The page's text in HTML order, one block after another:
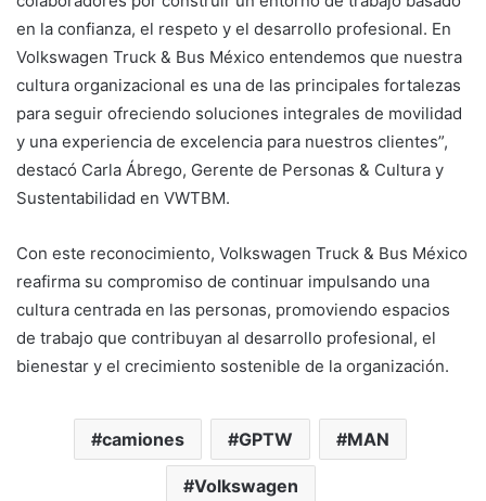
en la confianza, el respeto y el desarrollo profesional. En
Volkswagen Truck & Bus México entendemos que nuestra
cultura organizacional es una de las principales fortalezas
para seguir ofreciendo soluciones integrales de movilidad
y una experiencia de excelencia para nuestros clientes”,
destacó Carla Ábrego, Gerente de Personas & Cultura y
Sustentabilidad en VWTBM.
Con este reconocimiento, Volkswagen Truck & Bus México
reafirma su compromiso de continuar impulsando una
cultura centrada en las personas, promoviendo espacios
de trabajo que contribuyan al desarrollo profesional, el
bienestar y el crecimiento sostenible de la organización.
camiones GPTW MAN
Volkswagen